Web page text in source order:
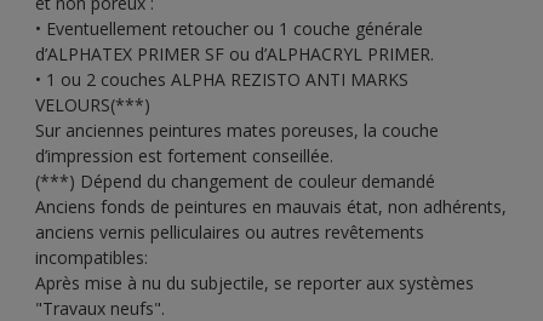
• Eventuellement retoucher ou 1 couche générale
d’ALPHATEX PRIMER SF ou d’ALPHACRYL PRIMER.
• 1 ou 2 couches ALPHA REZISTO ANTI MARKS
VELOURS(***)
Sur anciennes peintures mates poreuses, la couche
d’impression est fortement conseillée.
(***) Dépend du changement de couleur demandé
Anciens fonds de peintures en mauvais état, non adhérents,
anciens vernis pelliculaires ou autres revêtements
incompatibles:
Après mise à nu du subjectile, se reporter aux systèmes
"Travaux neufs".